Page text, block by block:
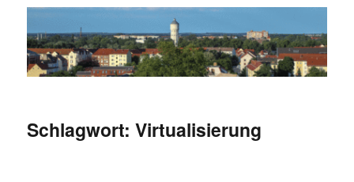
Schlagwort:Virtualisierung